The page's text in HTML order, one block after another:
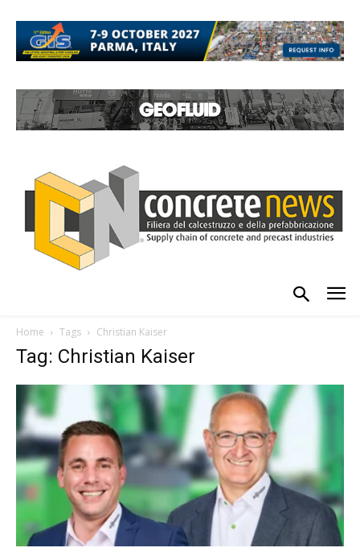
Home Tags Christian Kaiser
Tag: Christian Kaiser